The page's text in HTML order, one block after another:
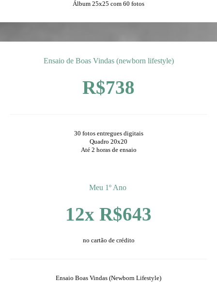
Álbum 25x25 com 60 fotos
Ensaio de Boas Vindas (newborn lifestyle)
R$738
30 fotos entregues digitais
Quadro 20x20
Até 2 horas de ensaio
Meu 1º Ano
12x R$643
no cartão de crédito
Ensaio Boas Vindas (Newborn Lifestyle)